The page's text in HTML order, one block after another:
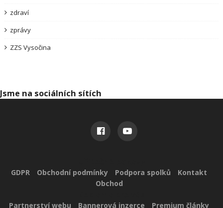
zdraví
zprávy
ZZS Vysočina
Jsme na sociálních sítích
GDPR Obchodní podmínky Podpora spolků
Kontakt
Obchod
Partnerství webu Bannerová inzerce Premium články